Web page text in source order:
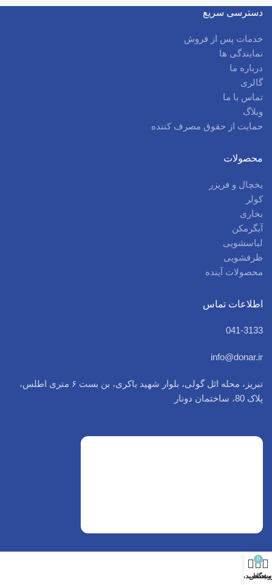
دسترسی سریع
خدمات پس از فروش
نمایندگی ها
درباره ما
گالری
تماس با ما
وبلاگ
حمایت از حقوق مصرف کننده
محصولات
یخچال و فریزر
کولر
بخاری
آبگرمکن
لباسشویی
ظرفشویی
محصولات آینده
اطلاعات تماس
041-3133
info@donar.ir
تبریز، محله ائل گولی، بلوار شهید باکری، بن بست ۶ متری اطلس،
پلاک 80، ساختمان دونار
0
سبد خرید
حساب من